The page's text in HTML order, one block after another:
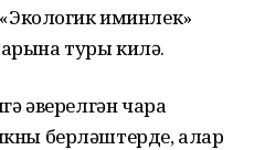
иминлек»
туры килә.
әверелгәнчара
берләштерде, алар